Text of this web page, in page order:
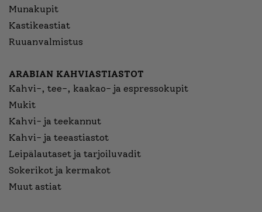
Munakupit
Kastikeastiat
Ruuanvalmistus
ARABIAN KAHVIASTIASTOT
Kahvi-, tee-, kaakao- ja espressokupit
Mukit
Kahvi- ja teekannut
Kahvi- ja teeastiastot
Leipälautaset ja tarjoiluvadit
Sokerikot ja kermakot
Muut astiat